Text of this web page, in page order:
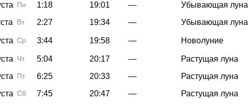
Пн 1:18 19:01 — Убывающая луна
Вт 2:27 19:34 — Убывающая луна
Ср 3:44 19:58 — Новолуние
Чт 5:04 20:17 — Растущая луна
Пт 6:25 20:33 — Растущая луна
Сб 7:45 20:47 — Растущая луна